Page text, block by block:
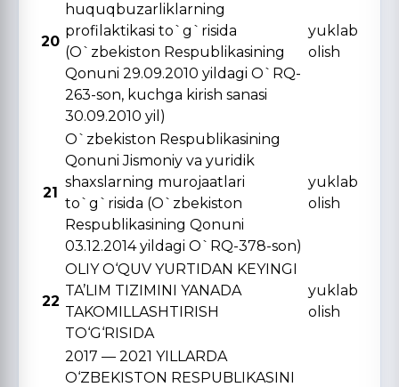
20
huquqbuzarliklarning
profilaktikasi to`g`risida
(O`zbekiston Respublikasining
Qonuni 29.09.2010 yildagi O`RQ-
263-son, kuchga kirish sanasi
30.09.2010 yil)
yuklab
olish
21
O`zbekiston Respublikasining
Qonuni Jismoniy va yuridik
shaxslarning murojaatlari
to`g`risida (O`zbekiston
Respublikasining Qonuni
03.12.2014 yildagi O`RQ-378-son)
yuklab
olish
22
OLIY O‘QUV YURTIDAN KЕYINGI
TA’LIM TIZIMINI YANADA
TAKOMILLASHTIRISH
TO‘G‘RISIDA
yuklab
olish
2017 — 2021 YILLARDA
O‘ZBЕKISTON RЕSPUBLIKASINI